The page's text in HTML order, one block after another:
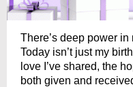
There’s deep power
Today isn’t just my
love I’ve shared, the
both given and